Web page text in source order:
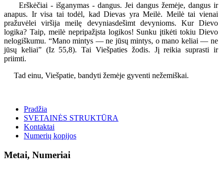
Erškėčiai - išganymas - dangus. Jei dangus žemėje, dangus ir
anapus. Ir visa tai todėl, kad Dievas yra Meilė. Meilė tai vienai
pražuvėlei viršija meilę devyniasdešimt devynioms. Kur Dievo
logika? Taip, meilė nepripažįsta logikos! Sunku įtikėti tokiu Dievo
nelogiškumu. “Mano mintys — ne jūsų mintys, o mano keliai — ne
jūsų keliai” (Iz 55,8). Tai Viešpaties žodis. Jį reikia suprasti ir
priimti.
Tad einu, Viešpatie, bandyti žemėje gyventi nežemiškai.
Pradžia
SVETAINĖS STRUKTŪRA
Kontaktai
Numerių kopijos
Metai, Numeriai